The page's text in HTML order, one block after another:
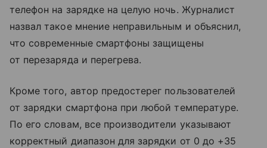
телефон на зарядке на целую ночь. Журналист
назвал такое мнение неправильным и объяснил,
что современные смартфоны защищены
от перезаряда и перегрева.
Кроме того, автор предостерег пользователей
от зарядки смартфона при любой температуре.
По его словам, все производители указывают
корректный диапазон для зарядки от 0 до +35